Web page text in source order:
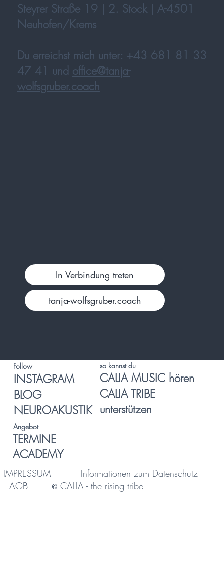
Steyrer Straße 19 | 2. Stock | A-4501
Neuhofen/Krems
Du erreichst mich unter: +43 681 81 33
47 41 und office@tanja-
wolfsgruber.coach
In Verbindung treten
tanja-wolfsgruber.coach
IMPRESSUM Informationen zum Datenschutz
AGB
©CALIA - the rising tribe
Follow
INSTAGRAM
BLOG
NEUROAKUSTIK
so kannst du
CALIA MUSIC hören
CALIA TRIBE
unterstützen
Angebot
TERMINE
ACADEMY